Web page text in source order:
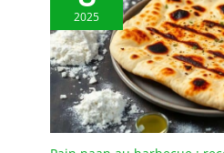
le
2025